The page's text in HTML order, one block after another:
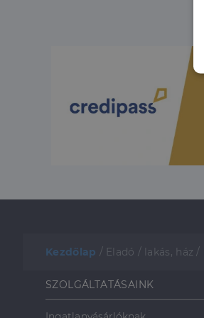
Kezdőlap / Eladó / lakás, ház /
SZOLGÁLTATÁSAINK